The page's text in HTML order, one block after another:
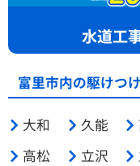
水道工
富里市内の駆けつ
大和 久能
高松
立沢